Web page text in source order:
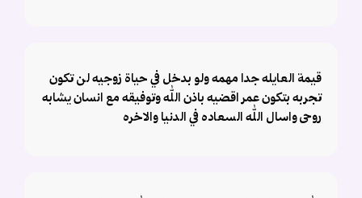
قيمة العايله جدا مهمه ولو بدخل في حياة زوجيه لن تكون
تجربه بتكون عمر اقضيه باذن الله وتوفيقه مع انسان يشابه
روحى واسال الله السعاده في الدنيا والاخره